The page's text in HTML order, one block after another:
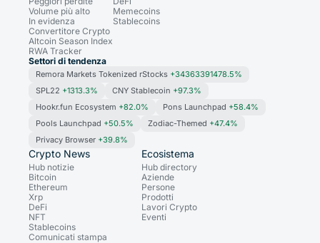
Volume più alto
In evidenza
Convertitore Crypto
Altcoin Season Index
RWA Tracker
Memecoins
Stablecoins
Settori di tendenza
Remora Markets Tokenized rStocks +34363391478.5%
SPL22 +1313.3% CNY Stablecoin +97.3%
Hookr.fun Ecosystem +82.0% Pons Launchpad +58.4%
Pools Launchpad +50.5% Zodiac-Themed +47.4%
Privacy Browser +39.8%
Crypto News
Hub notizie
Bitcoin
Ethereum
Xrp
DeFi
NFT
Stablecoins
Comunicati stampa
Ecosistema
Hub directory
Aziende
Persone
Prodotti
Lavori Crypto
Eventi